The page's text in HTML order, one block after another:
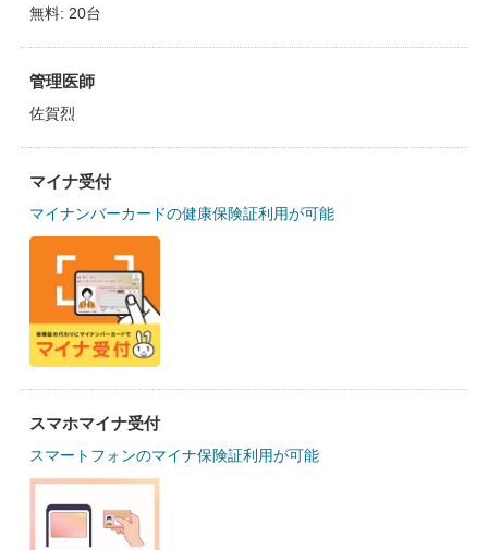
無料: 20台
管理医師
佐賀烈
マイナ受付
マイナンバーカードの健康保険証利用が可能
スマホマイナ受付
スマートフォンのマイナ保険証利用が可能